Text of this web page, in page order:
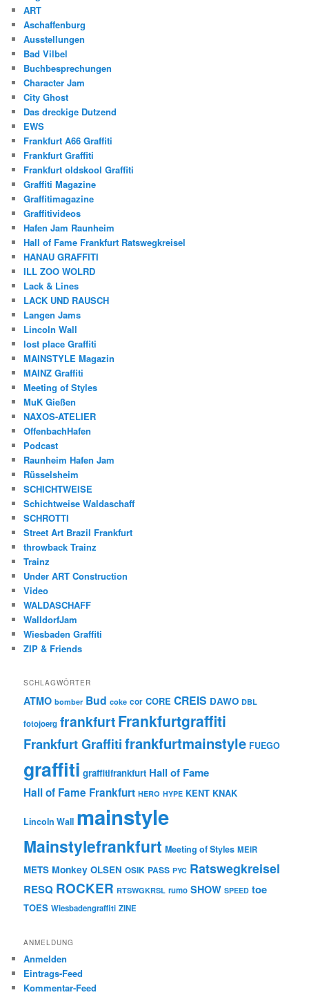
ART
Aschaffenburg
Ausstellungen
Bad Vilbel
Buchbesprechungen
Character Jam
City Ghost
Das dreckige Dutzend
EWS
Frankfurt A66 Graffiti
Frankfurt Graffiti
Frankfurt oldskool Graffiti
Graffiti Magazine
Graffitimagazine
Graffitivideos
Hafen Jam Raunheim
Hall of Fame Frankfurt Ratswegkreisel
HANAU GRAFFITI
ILL ZOO WOLRD
Lack & Lines
LACK UND RAUSCH
Langen Jams
Lincoln Wall
lost place Graffiti
MAINSTYLE Magazin
MAINZ Graffiti
Meeting of Styles
MuK Gießen
NAXOS-ATELIER
OffenbachHafen
Podcast
Raunheim Hafen Jam
Rüsselsheim
SCHICHTWEISE
Schichtweise Waldaschaff
SCHROTTI
Street Art Brazil Frankfurt
throwback Trainz
Trainz
Under ART Construction
Video
WALDASCHAFF
WalldorfJam
Wiesbaden Graffiti
ZIP & Friends
SCHLAGWÖRTER
ATMO bomber Bud coke cor CORE CREIS DAWO DBL
fotojoerg frankfurtFrankfurtgraffiti
Frankfurt Graffitifrankfurtmainstyle FUEGO
graffiti graffitifrankfurt Hall of Fame
Hall of Fame Frankfurt HERO HYPE KENT KNAK
Lincoln Wall mainstyle
Mainstylefrankfurt Meeting of Styles MEIR
METS Monkey OLSEN OSIK PASS PYC Ratswegkreisel
RESQ ROCKER RTSWGKRSL rumo SHOW SPEED toe
TOES Wiesbadengraffiti ZINE
ANMELDUNG
Anmelden
Eintrags-Feed
Kommentar-Feed